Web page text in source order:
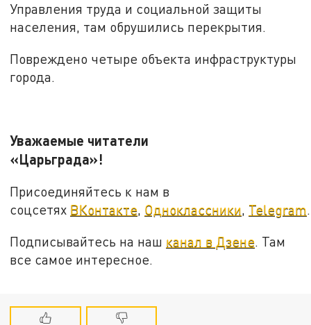
Управления труда и социальной защиты
населения, там обрушились перекрытия.
Повреждено четыре объекта инфраструктуры
города.
Уважаемые читатели
«Царьграда»!
Присоединяйтесь к нам в
соцсетях ВКонтакте, Одноклассники, Telegram.
Подписывайтесь на наш канал в Дзене . Там
все самое интересное.